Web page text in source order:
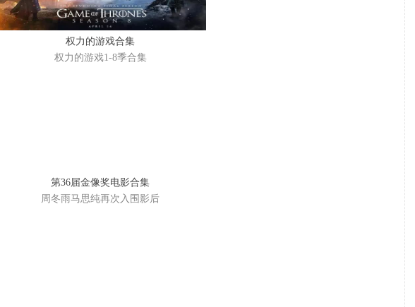
权力的游戏合集
权力的游戏1-8季合集
第36届金像奖电影合集
周冬雨马思纯再次入围影后